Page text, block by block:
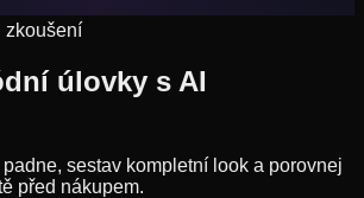
zkoušení
úlovky s AI
sestav kompletní look a porovnej
před nákupem.